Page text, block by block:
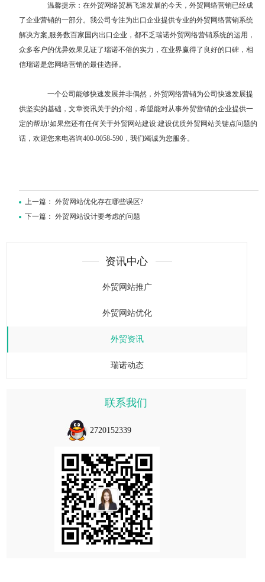
温馨提示：在外贸网络贸易飞速发展的今天，外贸网络营销已经成
了企业营销的一部分。我公司专注为出口企业提供专业的外贸网络营销系统
解决方案,服务数百家国内出口企业，都不乏瑞诺外贸网络营销系统的运用，
众多客户的优异效果见证了瑞诺不俗的实力，在业界赢得了良好的口碑，相
信瑞诺是您网络营销的最佳选择。
一个公司能够快速发展并非偶然，外贸网络营销为公司快速发展提
供坚实的基础，文章资讯关于的介绍，希望能对从事外贸营销的企业提供一
定的帮助!如果您还有任何关于外贸网站建设:建设优质外贸网站关键点问题的
话，欢迎您来电咨询400-0058-590，我们竭诚为您服务。
上一篇：外贸网站优化存在哪些误区?
下一篇：外贸网站设计要考虑的问题
资讯中心
外贸网站推广
外贸网站优化
外贸资讯
瑞诺动态
联系我们
2720152339